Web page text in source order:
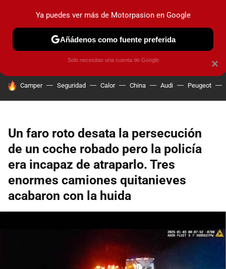
PRUEBAS COCHES ELÉCTRICOS OBSERVATORIO
HOY SE HABLA DE
Camper Seguridad Calor China Audi Peugeot
Un faro roto desata la persecución
de un coche robado pero la policía
era incapaz de atraparlo. Tres
enormes camiones quitanieves
acabaron con la huida
×
Ya puedes ver más de Motorpasion en Google
Añádenos como fuente preferida
Solo necesitas una cuenta de Google